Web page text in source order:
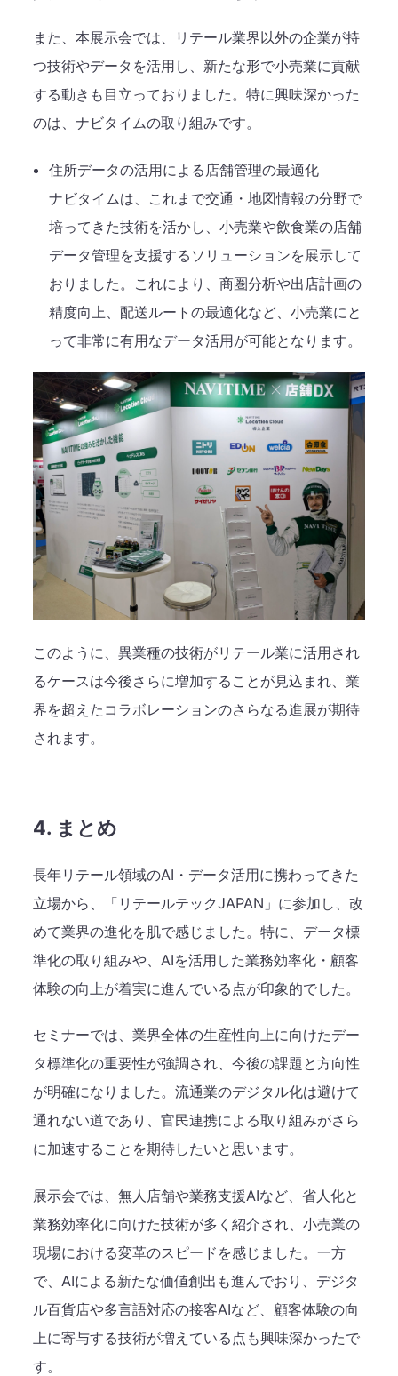
また、本展示会では、リテール業界以外の企業が持
つ技術やデータを活用し、新たな形で小売業に貢献
する動きも目立っておりました。特に興味深かった
のは、ナビタイムの取り組みです。
住所データの活用による店舗管理の最適化
ナビタイムは、これまで交通・地図情報の分野で
培ってきた技術を活かし、小売業や飲食業の店舗
データ管理を支援するソリューションを展示して
おりました。これにより、商圏分析や出店計画の
精度向上、配送ルートの最適化など、小売業にと
って非常に有用なデータ活用が可能となります。
このように、異業種の技術がリテール業に活用され
るケースは今後さらに増加することが見込まれ、業
界を超えたコラボレーションのさらなる進展が期待
されます。
4. まとめ
長年リテール領域のAI・データ活用に携わってきた
立場から、「リテールテックJAPAN」に参加し、改
めて業界の進化を肌で感じました。特に、データ標
準化の取り組みや、AIを活用した業務効率化・顧客
体験の向上が着実に進んでいる点が印象的でした。
セミナーでは、業界全体の生産性向上に向けたデー
タ標準化の重要性が強調され、今後の課題と方向性
が明確になりました。流通業のデジタル化は避けて
通れない道であり、官民連携による取り組みがさら
に加速することを期待したいと思います。
展示会では、無人店舗や業務支援AIなど、省人化と
業務効率化に向けた技術が多く紹介され、小売業の
現場における変革のスピードを感じました。一方
で、AIによる新たな価値創出も進んでおり、デジタ
ル百貨店や多言語対応の接客AIなど、顧客体験の向
上に寄与する技術が増えている点も興味深かったで
す。